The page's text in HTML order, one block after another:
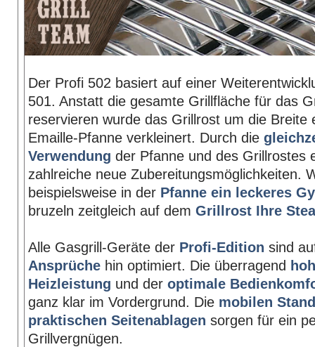
Der Profi 502 basiert auf einer
501. Anstatt die gesamte Grillfläche für das
reservieren wurde das Grillrost um die Breite
Emaille-Pfanne verkleinert. Durch die
Verwendung der Pfanne und des Grillrostes
zahlreiche neue Zubereitungsmöglichkeiten.
beispielsweise in der Pfanne ein leckeres
bruzeln zeitgleich auf dem Grillrost Ihre
Alle Gasgrill-Geräte der Profi-Edition sind
Ansprüche hin optimiert. Die überragend
Heizleistung und der optimale
ganz klar im Vordergrund. Die mobilen
praktischen Seitenablagen sorgen für ein
Grillvergnügen.